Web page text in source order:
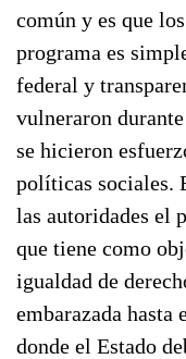
común y es que
programa es
federal y
vulneraron
se hicieron
políticas sociales.
las autoridades el
que tiene como
igualdad de
embarazada hasta
donde el Estado